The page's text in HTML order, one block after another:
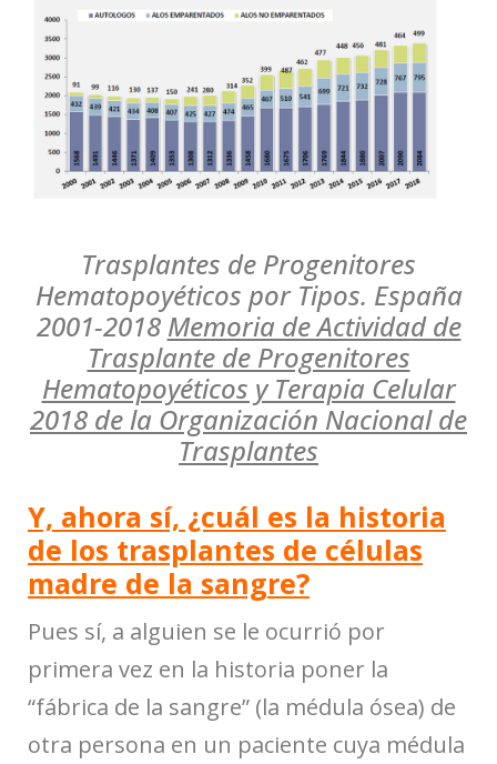
Trasplantes de Progenitores
Hematopoyéticos por Tipos. España
2001-2018 Memoria de Actividad de
Trasplante de Progenitores
Hematopoyéticos y Terapia Celular
2018 de la Organización Nacional de
Trasplantes
Y, ahora sí, ¿cuál es la historia
de los trasplantes de células
madre de la sangre?
Pues sí, a alguien se le ocurrió por
primera vez en la historia poner la
“fábrica de la sangre” (la médula ósea) de
otra persona en un paciente cuya médula